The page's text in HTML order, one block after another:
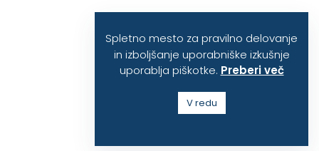
Spletno mesto za pravilno delovanje
in izboljšanje uporabniške izkušnje
uporablja piškotke. Preberi več
V redu